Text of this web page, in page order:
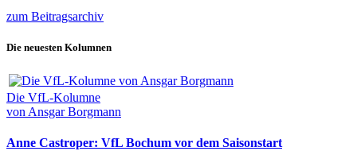
zum Beitragsarchiv
Die neuesten Kolumnen
Die VfL-Kolumne
von Ansgar Borgmann
Anne Castroper: VfL Bochum vor dem Saisonstart